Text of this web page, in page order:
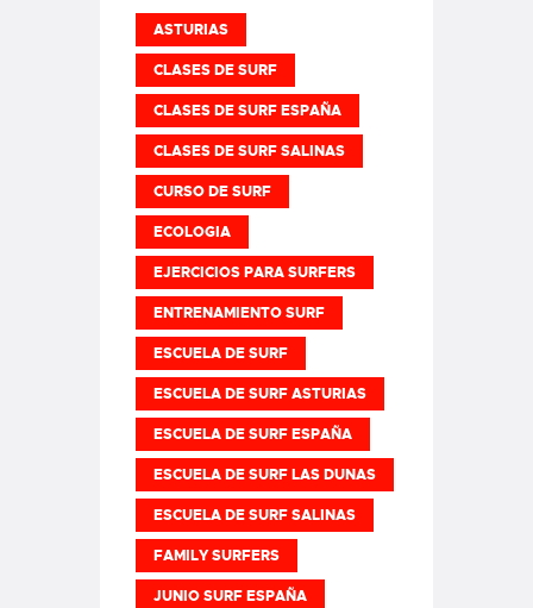
ASTURIAS
CLASES DE SURF
CLASES DE SURF ESPAÑA
CLASES DE SURF SALINAS
CURSO DE SURF
ECOLOGIA
EJERCICIOS PARA SURFERS
ENTRENAMIENTO SURF
ESCUELA DE SURF
ESCUELA DE SURF ASTURIAS
ESCUELA DE SURF ESPAÑA
ESCUELA DE SURF LAS DUNAS
ESCUELA DE SURF SALINAS
FAMILY SURFERS
JUNIO SURF ESPAÑA